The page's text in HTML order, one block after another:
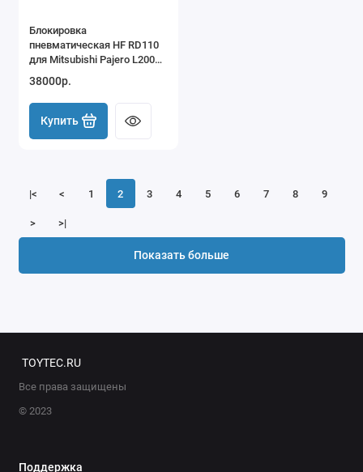
Блокировка
пневматическая HF RD110
для Mitsubishi Pajero L200
IFS передняя
38000р.
Купить
|< < 1 2 3 4 5 6 7 8 9
> >|
Показать больше
TOYTEC.RU
Все права защищены
© 2023
Поддержка